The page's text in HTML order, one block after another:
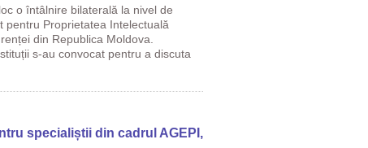
o întâlnire bilaterală la nivel de
pentru Proprietatea Intelectuală
din Republica Moldova.
s-au convocat pentru a discuta
specialiștii din cadrul AGEPI,